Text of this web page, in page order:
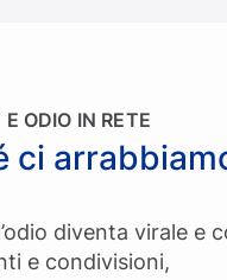
ODIO IN RETE
ci
diventa virale e
e condivisioni,